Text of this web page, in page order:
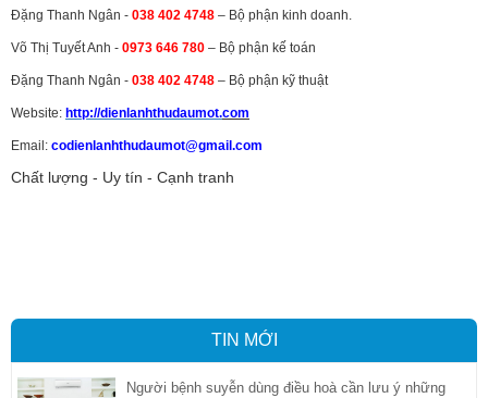
Đặng Thanh Ngân - 038 402 4748 – Bộ phận kinh doanh.
Võ Thị Tuyết Anh - 0973 646 780 – Bộ phận kế toán
Đặng Thanh Ngân - 038 402 4748 – Bộ phận kỹ thuật
Website: http://dienlanhthudaumot.com
Email: codienlanhthudaumot@gmail.com
Chất lượng - Uy tín - Cạnh tranh
TIN MỚI
Người bệnh suyễn dùng điều hoà cần lưu ý những